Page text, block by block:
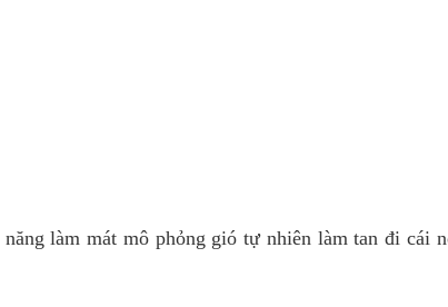
làm mát mô phỏng gió tự nhiên làm tan đi cái